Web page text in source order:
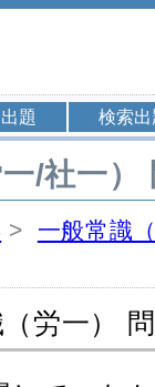
題 検索出
/社一）
> 一般常識
労一）